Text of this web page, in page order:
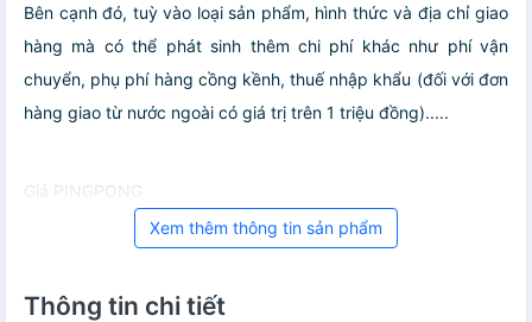
Bên cạnh đó, tuỳ vào loại sản phẩm, hình thức và địa chỉ giao
hàng mà có thể phát sinh thêm chi phí khác như phí vận
chuyển, phụ phí hàng cồng kềnh, thuế nhập khẩu (đối với đơn
hàng giao từ nước ngoài có giá trị trên 1 triệu đồng).....
Giá PINGPONG
Xem thêm thông tin sản phẩm
Thông tin chi tiết